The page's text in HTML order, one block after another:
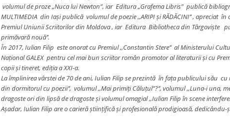
volumul de proze „Nuca lui Newton”, iar Editura „Grafema Libris” publică
MULTIMEDIA din Iași publică volumul de poezie ,,ARIPI și RĂDĂCINI’’ ,
Premiul Uniunii Scriitorilor din Moldova , iar Editura Bibliotheca din Târgoviște
primăvară nouă’’.
În 2017, Iulian Filip este onorat cu Premiul ,,Constantin Stere’’ al Ministerului
Național GALEX pentru cel mai bun scriitor român promotor al literaturii și cu
copii și tineret, ediția a XXI-a.
La împlinirea vârstei de 70 de ani, Iulian Filip se prezintă în fața publicului său
din dormitorul cu poezii’’, volumul ,,Mai primiți Căluțul”?’’, volumul ,,Luna-i una,
dragoste ori din lipsă de dragoste și volumul omagial ,,Iulian Filip în scene
Așadar, Iulian Filip are o carieră științifică și profesională prodigioasă, dedicându-